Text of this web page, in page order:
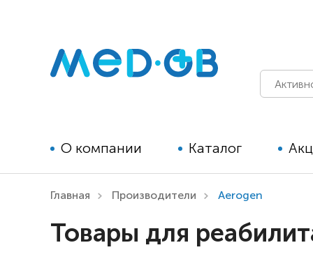
О компании Каталог
реабилитации для детей
Главная Производители Aerogen
Товары для